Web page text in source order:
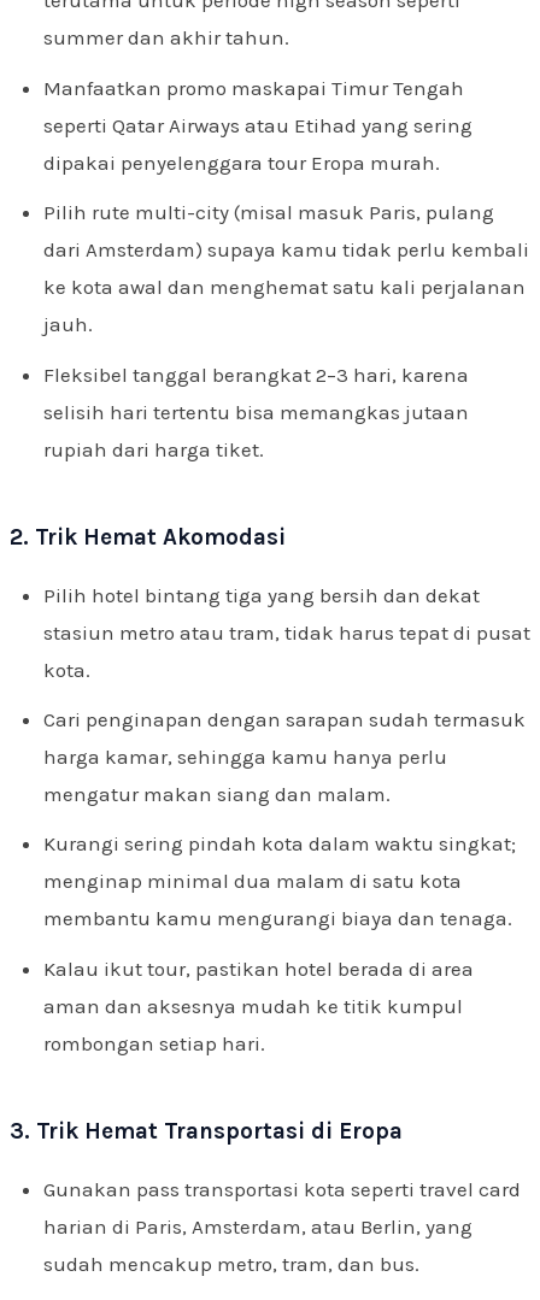
summer dan akhir tahun.
Manfaatkan promo maskapai Timur Tengah
seperti Qatar Airways atau Etihad yang sering
dipakai penyelenggara tour Eropa murah.
Pilih rute multi-city (misal masuk Paris, pulang
dari Amsterdam) supaya kamu tidak perlu kembali
ke kota awal dan menghemat satu kali perjalanan
jauh.
Fleksibel tanggal berangkat 2–3 hari, karena
selisih hari tertentu bisa memangkas jutaan
rupiah dari harga tiket.
2. Trik Hemat Akomodasi
Pilih hotel bintang tiga yang bersih dan dekat
stasiun metro atau tram, tidak harus tepat di pusat
kota.
Cari penginapan dengan sarapan sudah termasuk
harga kamar, sehingga kamu hanya perlu
mengatur makan siang dan malam.
Kurangi sering pindah kota dalam waktu singkat;
menginap minimal dua malam di satu kota
membantu kamu mengurangi biaya dan tenaga.
Kalau ikut tour, pastikan hotel berada di area
aman dan aksesnya mudah ke titik kumpul
rombongan setiap hari.
3. Trik Hemat Transportasi di Eropa
Gunakan pass transportasi kota seperti travel card
harian di Paris, Amsterdam, atau Berlin, yang
sudah mencakup metro, tram, dan bus.